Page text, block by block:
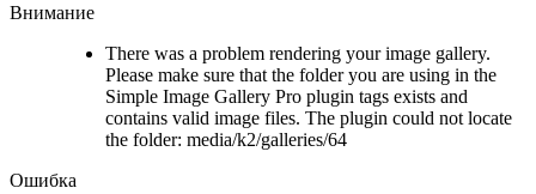
Внимание
There was a problem rendering your image gallery.
Please make sure that the folder you are using in the
Simple Image Gallery Pro plugin tags exists and
contains valid image files. The plugin could not locate
the folder: media/k2/galleries/64
Ошибка